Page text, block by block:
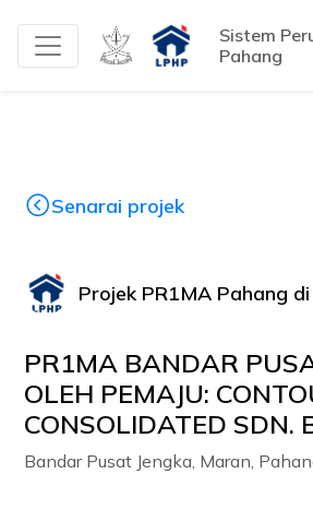
Sistem
Pahang
Senarai projek
Projek PR1MA Pahang
PR1MA BANDAR
OLEH PEMAJU:
CONSOLIDATED SDN.
Bandar Pusat Jengka, Maran,